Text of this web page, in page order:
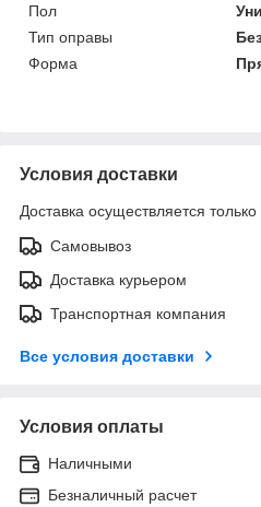
Пол
Тип оправы
Форма
Условия доставки
Доставка осуществляется
Самовывоз
Доставка курьером
Транспортная компания
Все условия доставки
Условия оплаты
Наличными
Безналичный расчет